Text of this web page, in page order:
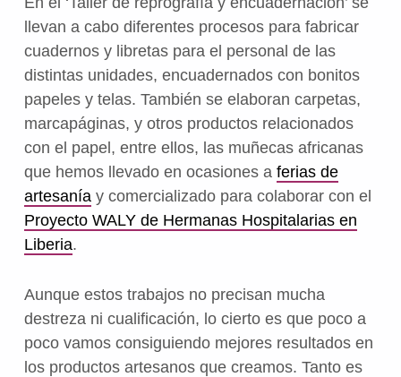
llevan a cabo diferentes procesos para fabricar
cuadernos y libretas para el personal de las
distintas unidades, encuadernados con bonitos
papeles y telas. También se elaboran carpetas,
marcapáginas, y otros productos relacionados
con el papel, entre ellos, las muñecas africanas
que hemos llevado en ocasiones a ferias de
artesaníay comercializado para colaborar con el
Proyecto WALY de Hermanas Hospitalarias en
Liberia.
Aunque estos trabajos no precisan mucha
destreza ni cualificación, lo cierto es que poco a
poco vamos consiguiendo mejores resultados en
los productos artesanos que creamos. Tanto es